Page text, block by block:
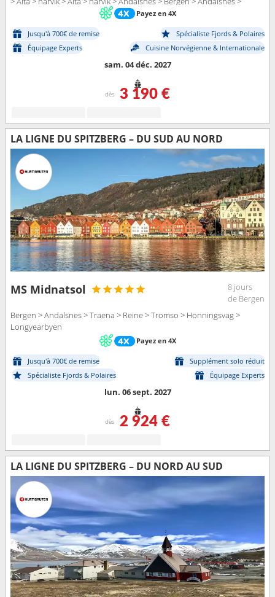
Payez en 4X
Jusqu'à 700€ de remise
Spécialiste Fjords & Polaires
Équipage Experts
Cuisine Norvégienne & Internationale
sam. 04 déc. 2027
dès 3 190 €
LA LIGNE DU SPITZBERG – DU SUD AU NORD
MS Midnatsol
8 jours
de Bergen
Bergen > Andalsnes > Traena > Reine > Tromso > Honningsvag >
Longyearbyen
Payez en 4X
Jusqu'à 700€ de remise
Supplément solo réduit
Spécialiste Fjords & Polaires
Équipage Experts
lun. 06 sept. 2027
dès 2 924 €
LA LIGNE DU SPITZBERG – DU NORD AU SUD